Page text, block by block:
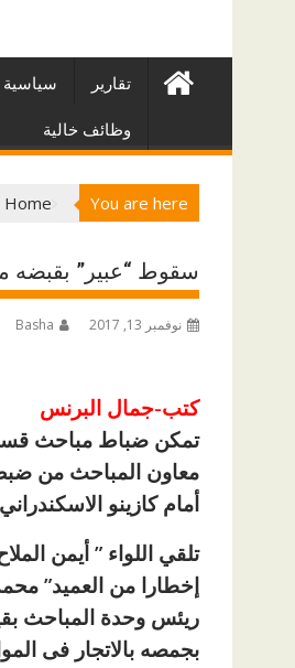
تقارير سياسية
وظائف خالية
You are here
Home
سقوط “عبير” بقبضه مباحث جمصة
نوفمبر 13, 2017 Basha
كتب-جمال البرنس
تمكن ضباط مباحث قسم
معاون المباحث من
أمام كازينو
تلقي اللواء ” أيمن
إخطارا من العميد”
بجمصه بالاتجار فى